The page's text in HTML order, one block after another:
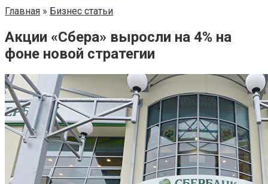
Главная » Бизнес статьи
Акции «Сбера» выросли на 4% на
фоне новой стратегии